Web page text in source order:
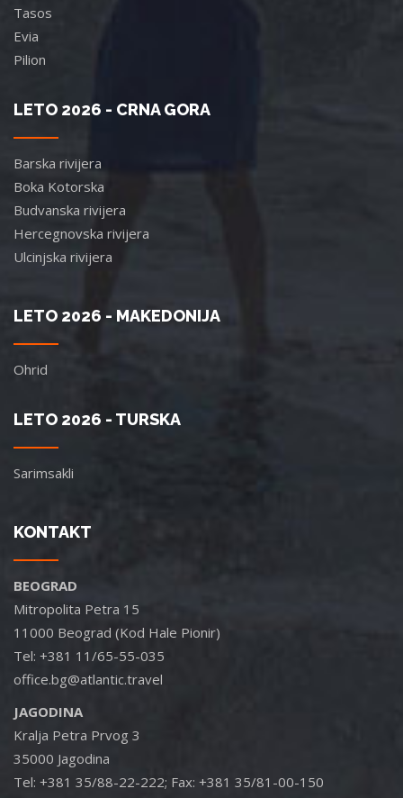
Tasos
Evia
Pilion
LETO 2026 - CRNA GORA
Barska rivijera
Boka Kotorska
Budvanska rivijera
Hercegnovska rivijera
Ulcinjska rivijera
LETO 2026 - MAKEDONIJA
Ohrid
LETO 2026 - TURSKA
Sarimsakli
KONTAKT
BEOGRAD
Mitropolita Petra 15
11000 Beograd (Kod Hale Pionir)
Tel: +381 11/65-55-035
office.bg@atlantic.travel
JAGODINA
Kralja Petra Prvog 3
35000 Jagodina
Tel: +381 35/88-22-222; Fax: +381 35/81-00-150